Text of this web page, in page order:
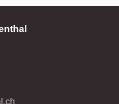
l ch